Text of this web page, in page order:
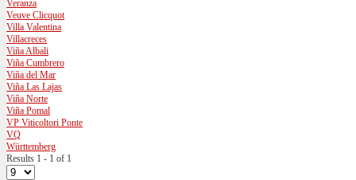
Veranza
Veuve Clicquot
Villa Valentina
Villacreces
Viña Albali
Viña Cumbrero
Viña del Mar
Viña Las Lajas
Viña Norte
Viña Pomal
VP Viticoltori Ponte
VQ
Württemberg
Results 1 - 1 of 1